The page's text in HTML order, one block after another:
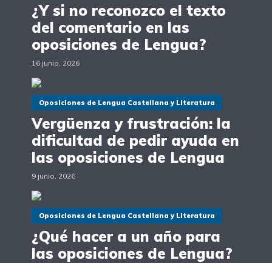
¿Y si no reconozco el texto
del comentario en las
oposiciones de Lengua?
16 junio, 2026
Oposiciones de Lengua Castellana y Literatura
Vergüenza y frustración: la
dificultad de pedir ayuda en
las oposiciones de Lengua
9 junio, 2026
Oposiciones de Lengua Castellana y Literatura
¿Qué hacer a un año para
las oposiciones de Lengua?